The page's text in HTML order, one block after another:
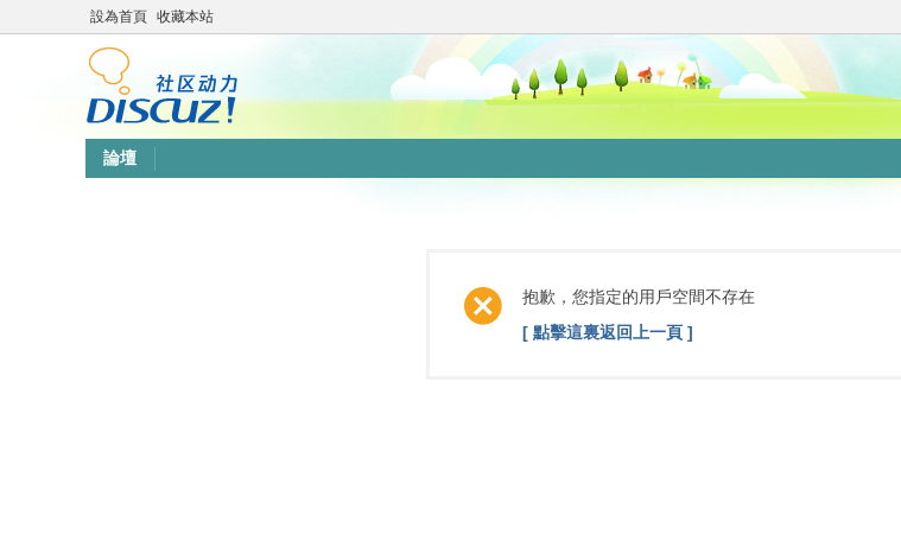
設為首頁 收藏本站
論壇
抱歉，您指定的用戶空間不存在
[ 點擊這裏返回上一頁 ]